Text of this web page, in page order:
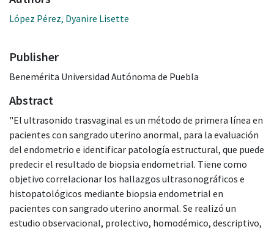
López Pérez, Dyanire Lisette
Publisher
Benemérita Universidad Autónoma de Puebla
Abstract
"El ultrasonido trasvaginal es un método de primera línea en
pacientes con sangrado uterino anormal, para la evaluación
del endometrio e identificar patología estructural, que puede
predecir el resultado de biopsia endometrial. Tiene como
objetivo correlacionar los hallazgos ultrasonográficos e
histopatológicos mediante biopsia endometrial en
pacientes con sangrado uterino anormal. Se realizó un
estudio observacional, prolectivo, homodémico, descriptivo,